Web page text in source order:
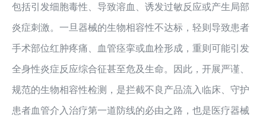
包括引发细胞毒性、导致溶血、诱发过敏反应或产生局部
炎症刺激。一旦器械的生物相容性不达标，轻则导致患者
手术部位红肿疼痛、血管痉挛或血栓形成，重则可能引发
全身性炎症反应综合征甚至危及生命。因此，开展严谨、
规范的生物相容性检测，是拦截不良产品流入临床、守护
患者血管介入治疗第一道防线的必由之路，也是医疗器械